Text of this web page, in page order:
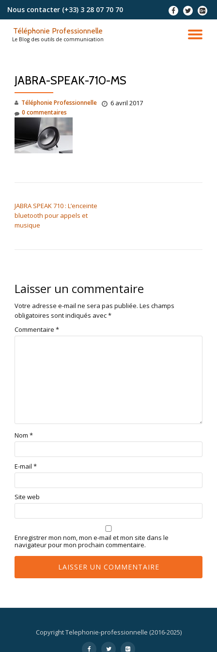
contenu
Nous contacter (+33) 3 28 07 70 70 - - -
Téléphonie Professionnelle
Le Blog des outils de communication
JABRA-SPEAK-710-MS
Téléphonie Professionnelle 6 avril 2017
0 commentaires
JABRA SPEAK 710 : L’enceinte
bluetooth pour appels et
musique
Laisser un commentaire
Votre adresse e-mail ne sera pas publiée. Les champs
obligatoires sont indiqués avec*
Commentaire *
Nom *
E-mail *
Site web
Enregistrer mon nom, mon e-mail et mon site dans le
navigateur pour mon prochain commentaire.
Copyright Telephonie-professionnelle (2016-2025)
- - -